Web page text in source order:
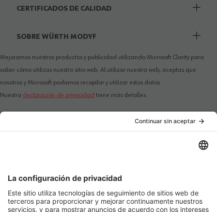
CERTIFICADOS DE CALIDAD
SOBRE WÜRTH MODYF
Mejoramos nuestros productos y publicidad utilizando Microsoft Clarity para
saber cómo utilizas nuestro sitio web. Al utilizar nuestra web, aceptas que
nosotros y Microsoft podamos recopilar y utilizar estos datos.
Nuestra declaración de privacidad tiene más detalles.